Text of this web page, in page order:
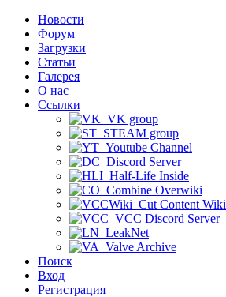
Новости
Форум
Загрузки
Статьи
Галерея
О нас
Ссылки
VK group
STEAM group
Youtube Channel
Discord Server
Half-Life Inside
Combine Overwiki
Cut Content Wiki
VCC Discord Server
LeakNet
Valve Archive
Поиск
Вход
Регистрация